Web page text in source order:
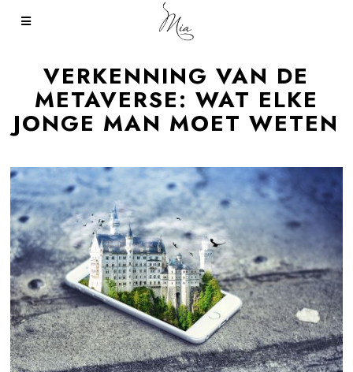
VERKENNING VAN DE
METAVERSE: WAT ELKE
JONGE MAN MOET WETEN